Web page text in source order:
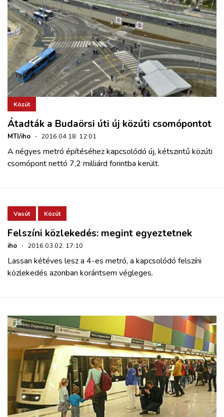
Közút
Átadták a Budaörsi úti új közúti csomópontot
MTI/iho · 2016.04.18. 12:01
A négyes metró építéséhez kapcsolódó új, kétszintű közúti
csomópontnettó 7,2 milliárd forintba került.
Vasút Közút
Felszíni közlekedés: megint egyeztetnek
iho · 2016.03.02. 17:10
Lassan kétéves lesz a 4-es metró, a kapcsolódó felszíni
közlekedés azonban korántsem végleges.